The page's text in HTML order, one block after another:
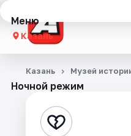
Меню
Казань
Концерты
Стендап
Ночной режим
Казань Музей